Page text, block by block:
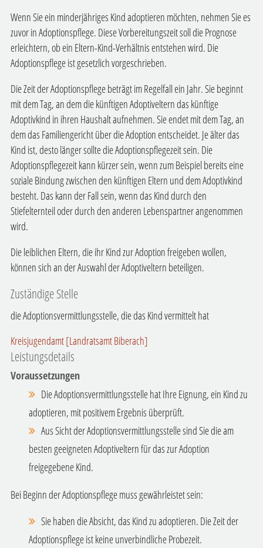
Wenn Sie ein minderjähriges Kind adoptieren möchten, nehmen Sie es
zuvor in Adoptionspflege. Diese Vorbereitungszeit soll die Prognose
erleichtern, ob ein Eltern-Kind-Verhältnis entstehen wird. Die
Adoptionspflege ist gesetzlich vorgeschrieben.
Die Zeit der Adoptionspflege beträgt im Regelfall ein Jahr. Sie beginnt
mit dem Tag, an dem die künftigen Adoptiveltern das künftige
Adoptivkind in ihren Haushalt aufnehmen. Sie endet mit dem Tag, an
dem das Familiengericht über die Adoption entscheidet. Je älter das
Kind ist, desto länger sollte die Adoptionspflegezeit sein. Die
Adoptionspflegezeit kann kürzer sein, wenn zum Beispiel bereits eine
soziale Bindung zwischen den künftigen Eltern und dem Adoptivkind
besteht. Das kann der Fall sein, wenn das Kind durch den
Stiefelternteil oder durch den anderen Lebenspartner angenommen
wird.
Die leiblichen Eltern, die ihr Kind zur Adoption freigeben wollen,
können sich an der Auswahl der Adoptiveltern beteiligen.
Zuständige Stelle
die Adoptionsvermittlungsstelle, die das Kind vermittelt hat
Kreisjugendamt [Landratsamt Biberach]
Leistungsdetails
Voraussetzungen
Die Adoptionsvermittlungsstelle hat Ihre Eignung, ein Kind zu
adoptieren, mit positivem Ergebnis überprüft.
Aus Sicht der Adoptionsvermittlungsstelle sind Sie die am
besten geeigneten Adoptiveltern für das zur Adoption
freigegebene Kind.
Bei Beginn der Adoptionspflege muss gewährleistet sein:
Sie haben die Absicht, das Kind zu adoptieren. Die Zeit der
Adoptionspflege ist keine unverbindliche Probezeit.